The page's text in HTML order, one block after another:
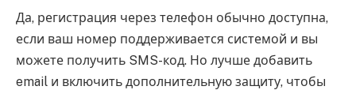
Да, регистрация через телефон обычно доступна,
если ваш номер поддерживается системой и вы
можете получить SMS-код. Но лучше добавить
email и включить дополнительную защиту, чтобы